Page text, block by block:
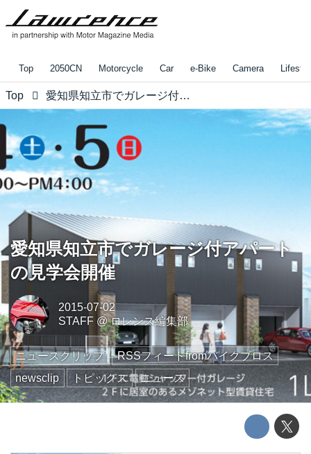
Top 2050CN Motorcycle Car e-Bike Camera
Top 愛知県知立市でガレージ付アパートの見学会開催
愛知県知立市でガレージ付アパート
の見学会開催
2015-07-02
STAFF@ロレンス編集部
ニュースクリップ
RSSフィードfromバイクブロス
newsclip
トピックス ニュース